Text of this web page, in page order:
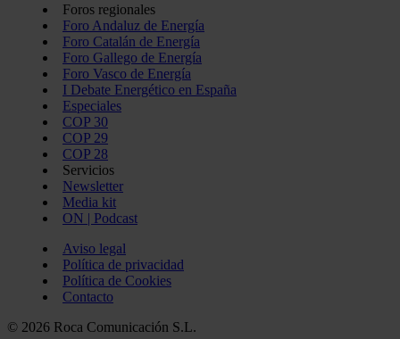
Foros regionales
Foro Andaluz de Energía
Foro Catalán de Energía
Foro Gallego de Energía
Foro Vasco de Energía
I Debate Energético en España
Especiales
COP 30
COP 29
COP 28
Servicios
Newsletter
Media kit
ON | Podcast
Aviso legal
Política de privacidad
Política de Cookies
Contacto
© 2026 Roca Comunicación S.L.